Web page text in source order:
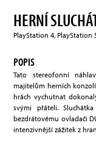
HERNÍ
PlayStation 4, PlayStation
POPIS
Tato stereofonní
majitelům herních
hrách vychutnat
svými přáteli.
bezdrátovému ovladači
intenzivnější zážitek z